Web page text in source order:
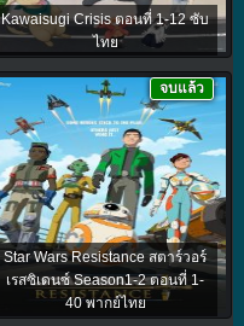
Kawaisugi Crisis ตอนที่ 1-12 ซับ
ไทย
Star Wars Resistance สตาร์วอร์
เรสซิเดนซ์ Season1-2 ตอนที่ 1-
40 พากย์ไทย
จบแล้ว